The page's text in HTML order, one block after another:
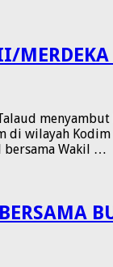
di wilayah
bersama Wakil …